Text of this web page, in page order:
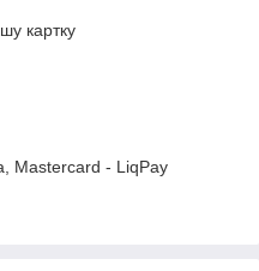
картку
Mastercard - LiqPay